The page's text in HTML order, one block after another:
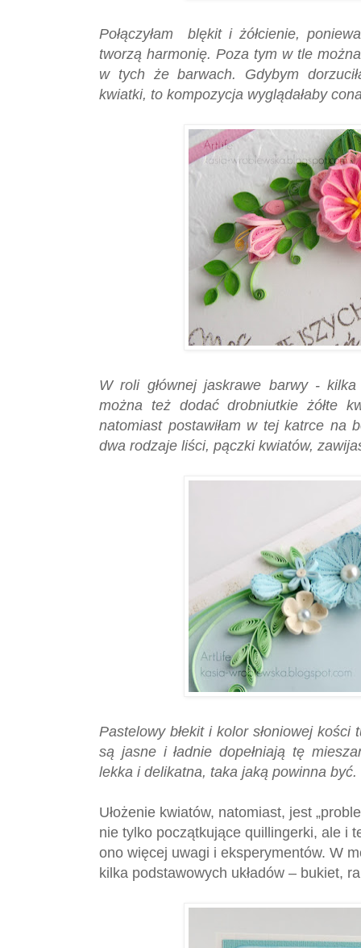
Połączyłam blękit i żółcienie,
tworzą harmonię. Poza tym w tle
w tych że barwach. Gdybym
kwiatki, to kompozycja wyglądałaby
W roli głównej jaskrawe barwy -
można też dodać drobniutkie żółte
natomiast postawiłam w tej katrce na
dwa rodzaje liści, pączki kwiatów,
Pastelowy błekit i kolor słoniowej kości
są jasne i ładnie dopełniają tę
lekka i delikatna, taka jaką powinna być.
Ułożenie kwiatów, natomiast, jest
nie tylko początkujące quillingerki, ale i
ono więcej uwagi i eksperymentów. W
kilka podstawowych układów – bukiet,